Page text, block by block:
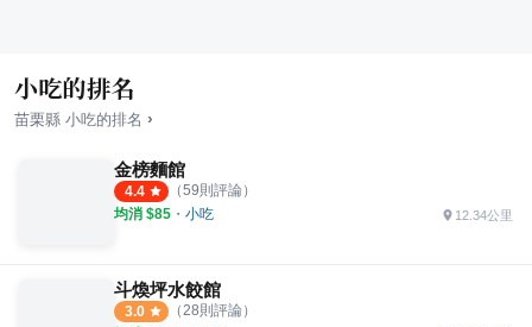
小吃的排名
苗栗縣 小吃的排名 ›
金榜麵館
4.4 （59則評論）
均消 $85 ・ 小吃 12.34公里
斗煥坪水餃館
3.0 （28則評論）